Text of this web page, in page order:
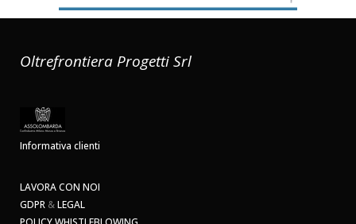
Oltrefrontiera Progetti Srl
Informativa clienti
LAVORA CON NOI
GDPR &LEGAL